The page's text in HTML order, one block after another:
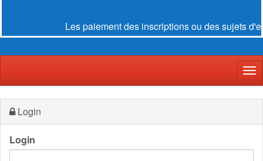
Les paiement des inscriptions ou des sujets
Login
Login